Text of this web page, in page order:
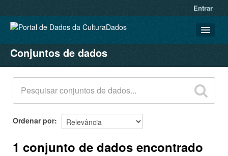
Entrar
CONJUNTOS DE DADOS
ORGANIZAÇÕES
GRUPOS
SOBRE
Conjuntos de dados
Ordenar por
1 conjunto de dados encontrado